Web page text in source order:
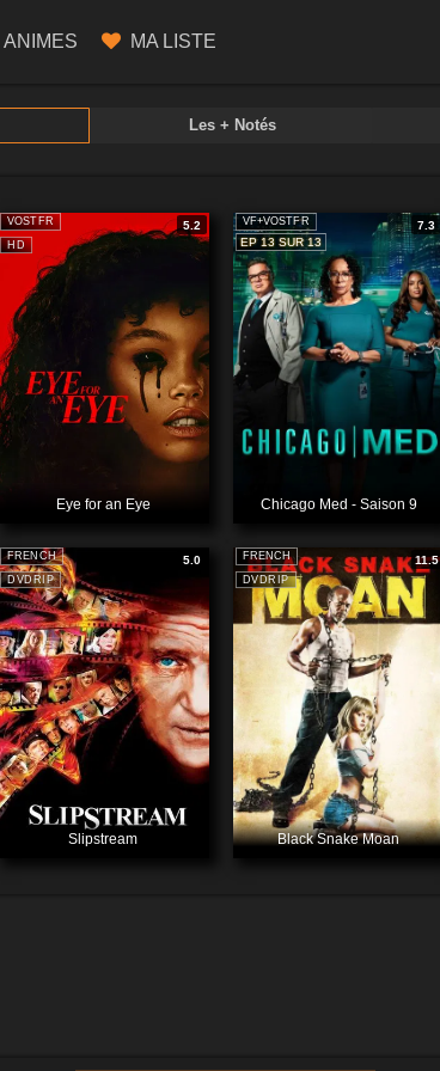
ANIMES MA LISTE
Les + Notés
HD
VOSTFR 5.2
Eye for an Eye
VF+VOSTFR
7.3
EP 13 SUR 13
Chicago Med - Saison 9
DVDRIP
FRENCH 5.0
Slipstream
DVDRIP
FRENCH 11.5
Black Snake Moan